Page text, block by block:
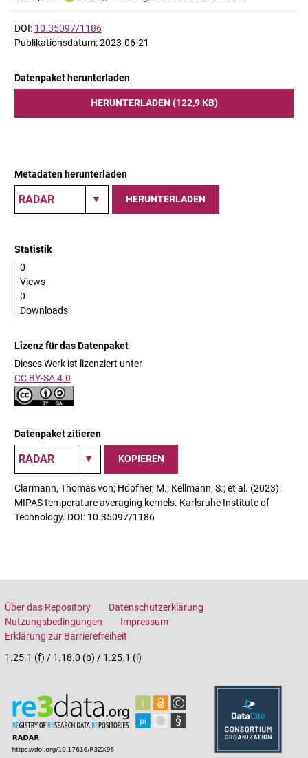
DOI: 10.35097/1186
Publikationsdatum: 2023-06-21
Datenpaket herunterladen
HERUNTERLADEN (122,9 KB)
Metadaten herunterladen
HERUNTERLADEN
Statistik
0
Views
0
Downloads
Lizenz für das Datenpaket
Dieses Werk ist lizenziert unter
CC BY-SA 4.0
Datenpaket zitieren
KOPIEREN
Clarmann, Thomas von; Höpfner, M.; Kellmann, S.; et al. (2023):
MIPAS temperature averaging kernels. Karlsruhe Institute of
Technology. DOI: 10.35097/1186
Über das Repository
Datenschutzerklärung
Nutzungsbedingungen
Impressum
Erklärung zur Barrierefreiheit
1.25.1 (f) / 1.18.0 (b) / 1.25.1 (i)